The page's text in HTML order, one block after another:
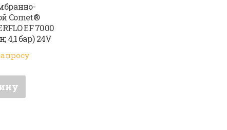
Comet®
EF 7000
4,1 бар) 24V